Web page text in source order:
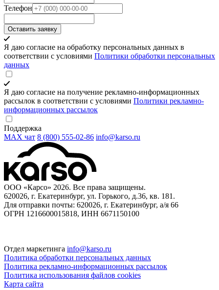
Телефон
Оставить заявку
Я даю согласие на обработку персональных данных в
соответствии с условиями Политики обработки персональных
данных
Я даю согласие на получение рекламно-информационных
рассылок в соответствии с условиями Политики рекламно-
информационных рассылок
Поддержка
MAX чат 8 (800) 555‑02‑86 info@karso.ru
ООО «Карсо» 2026. Все права защищены.
620026, г. Екатеринбург, ул. Горького, д.36, кв. 181.
Для отправки почты: 620026, г. Екатеринбург, а/я 66
ОГРН 1216600015818, ИНН 6671150100
Отдел маркетинга info@karso.ru
Политика обработки персональных данных
Политика рекламно-информационных рассылок
Политика использования файлов cookies
Карта сайта